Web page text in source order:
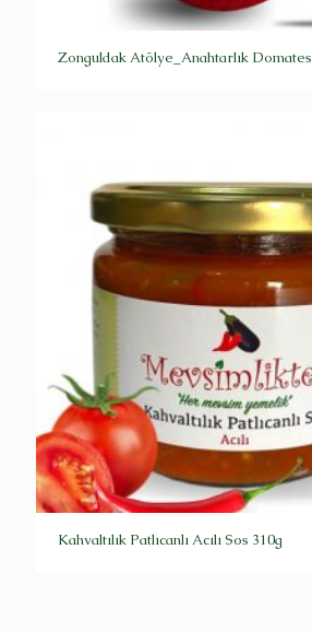
Zonguldak Atölye_Anahtarlık Domates
Kahvaltılık Patlıcanlı Acılı Sos 310g